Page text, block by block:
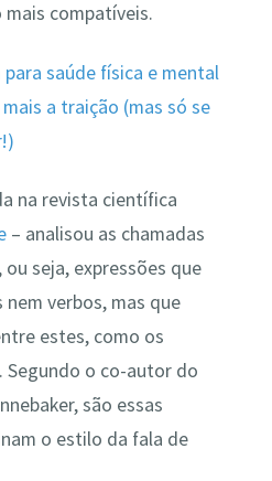
compatíveis.
saúde física e mental
a traição (mas só se
na revista científica
– analisou as chamadas
ou seja, expressões que
verbos, mas que
estes, como os
Segundo o co-autor do
são essas
o estilo da fala de